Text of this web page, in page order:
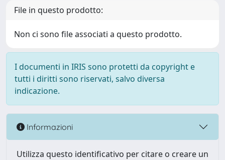
File in questo prodotto:
Non ci sono file associati a questo prodotto.
I documenti in IRIS sono protetti da copyright e
tutti i diritti sono riservati, salvo diversa
indicazione.
Informazioni
Utilizza questo identificativo per citare o creare un